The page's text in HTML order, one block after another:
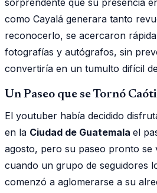
como Cayalá generara tanto
reconocerlo, se acercaron
fotografías y autógrafos, sin
convertiría en un tumulto difícil
Un Paseo que se Tornó
El youtuber había decidido
en la Ciudad de Guatemala el
agosto, pero su paseo pronto se
cuando un grupo de seguidores
comenzó a aglomerarse a su